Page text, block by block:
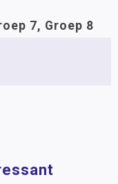
7, Groep 8